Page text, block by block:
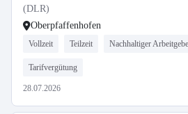
(DLR)
Oberpfaffenhofen
Vollzeit Teilzeit Nachhaltiger
Tarifvergütung
28.07.2026